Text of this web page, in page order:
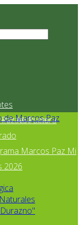
Mi Primer
infraestructura
Marcos Paz Mi
2026